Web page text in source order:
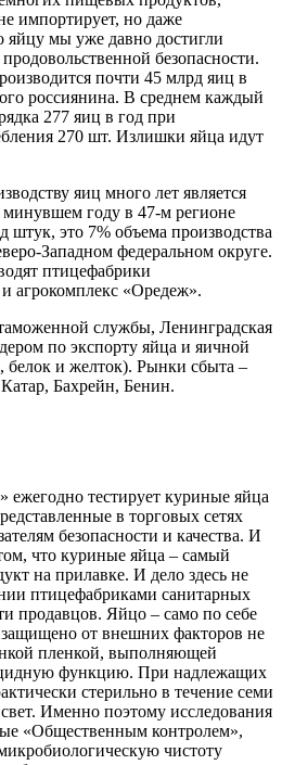
импортирует, но даже
яйцу мы уже давно достигли
безопасности.
почти 45 млрд яиц в
россиянина. В среднем каждый
277 яиц в год при
270 шт. Излишки яйца идут
яиц много лет является
минувшем году в 47-м регионе
штук, это 7% объема производства
Западном федеральном округе.
птицефабрики
агрокомплекс «Оредеж».
службы, Ленинградская
по экспорту яйца и яичной
белок и желток). Рынки сбыта –
Бахрейн, Бенин.
ежегодно тестирует куриные яйца
в торговых сетях
безопасности и качества. И
что куриные яйца – самый
на прилавке. И дело здесь не
птицефабриками санитарных
продавцов. Яйцо – само по себе
от внешних факторов не
пленкой, выполняющей
функцию. При надлежащих
стерильно в течение семи
Именно поэтому исследования
«Общественным контролем»,
чистоту